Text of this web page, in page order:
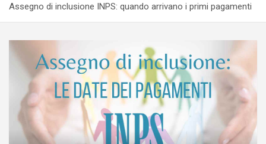
Assegno di inclusione INPS: quando arrivano i primi pagamenti